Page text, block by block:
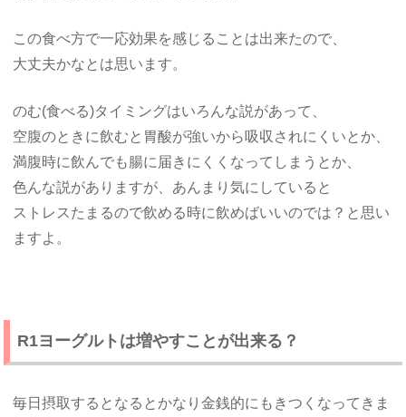
この食べ方で一応効果を感じることは出来たので、
大丈夫かなとは思います。
のむ(食べる)タイミングはいろんな説があって、
空腹のときに飲むと胃酸が強いから吸収されにくいとか、
満腹時に飲んでも腸に届きにくくなってしまうとか、
色んな説がありますが、あんまり気にしていると
ストレスたまるので飲める時に飲めばいいのでは？と思い
ますよ。
R1ヨーグルトは増やすことが出来る？
毎日摂取するとなるとかなり金銭的にもきつくなってきま